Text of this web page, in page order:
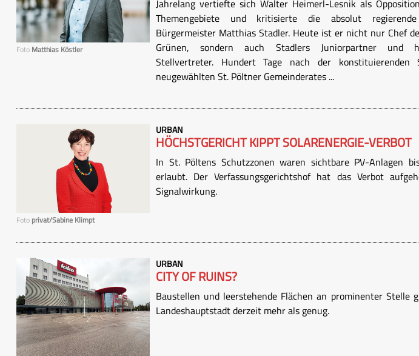
Foto Matthias Köstler
Jahrelang vertiefte sich Walter Heimerl-Lesnik als
Themengebiete und kritisierte die absolut
Bürgermeister Matthias Stadler. Heute ist er nicht nur Chef
Grünen, sondern auch Stadlers Juniorpartner und
Stellvertreter. Hundert Tage nach der konstituierenden
neugewählten St. Pöltner Gemeinderates ...
Foto privat/Sabine Klimpt
URBAN
HÖCHSTGERICHT KIPPT SOLARENERGIE-VERBOT
In St. Pöltens Schutzzonen waren sichtbare PV-Anlagen
erlaubt. Der Verfassungsgerichtshof hat das Verbot
Signalwirkung.
URBAN
CITY OF RUINS?
Baustellen und leerstehende Flächen an prominenter Stelle
Landeshauptstadt derzeit mehr als genug.